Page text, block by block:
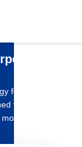
for precise
for high-power,
reliable